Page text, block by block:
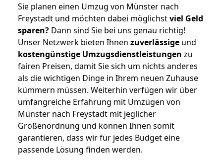
Sie planen einen Umzug von Münster nach
Freystadt und möchten dabei möglichstviel Geld
sparen? Dann sind Sie bei uns genau richtig!
Unser Netzwerk bieten Ihnen zuverlässige und
kostengünstige Umzugsdienstleistungen zu
fairen Preisen, damit Sie sich um nichts anderes
als die wichtigen Dinge in Ihrem neuen Zuhause
kümmern müssen. Weiterhin verfügen wir über
umfangreiche Erfahrung mit Umzügen von
Münster nach Freystadt mit jeglicher
Größenordnung und können Ihnen somit
garantieren, dass wir für jedes Budget eine
passende Lösung finden werden.